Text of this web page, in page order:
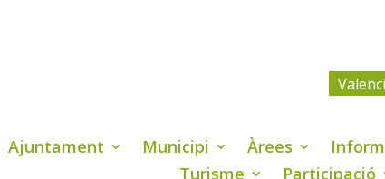
Ajuntament Municipi Àrees
Turisme
Participació